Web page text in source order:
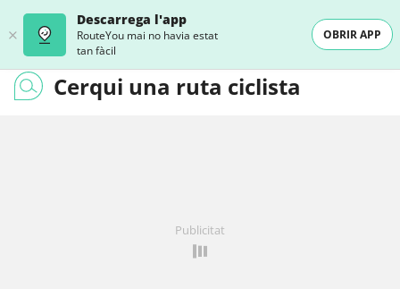
Descarrega l'app
RouteYou mai no havia estat
tan fàcil
OBRIR APP
Cerqui una ruta ciclista
Publicitat